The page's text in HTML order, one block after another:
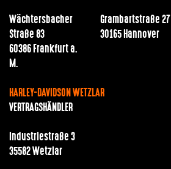
Wächtersbacher
Straße 83
60386 Frankfurt a.
M.
Grambartstraße 27
30165 Hannover
HARLEY-DAVIDSON WETZLAR
VERTRAGSHÄNDLER
Industriestraße 3
35582 Wetzlar